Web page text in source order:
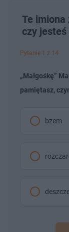
Te imiona
czy jesteś
Pytanie 1 z 14
„Małgośkę”
pamiętasz,
bzem